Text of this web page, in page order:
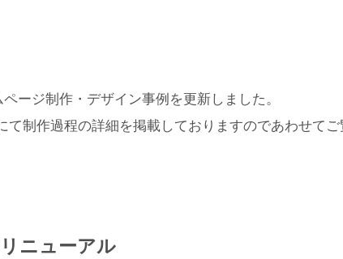
ージ制作・デザイン事例を更新しました。
て制作過程の詳細を掲載しておりますのであわせてご
ニューアル